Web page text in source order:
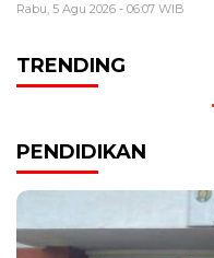
Rabu, 5 Agu 2026 - 06:07 WIB
TRENDING
PENDIDIKAN